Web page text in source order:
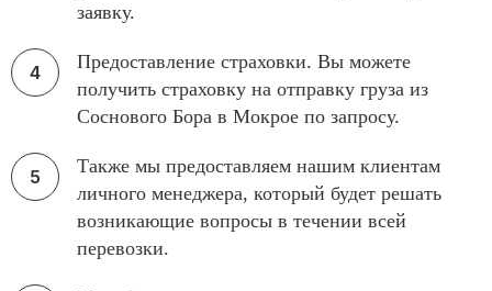
заявку.
Предоставление страховки. Вы можете
получить страховку на отправку груза из
Соснового Бора в Мокрое по запросу.
Также мы предоставляем нашим клиентам
личного менеджера, который будет решать
возникающие вопросы в течении всей
перевозки.